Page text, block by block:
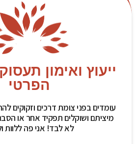
ייעוץ ואימון
הפרטי
עומדים בפני צומת דרכים וזקוקים
מיציתם ושוקלים תפקיד אחר או
לא לבד! אני פה ללוות